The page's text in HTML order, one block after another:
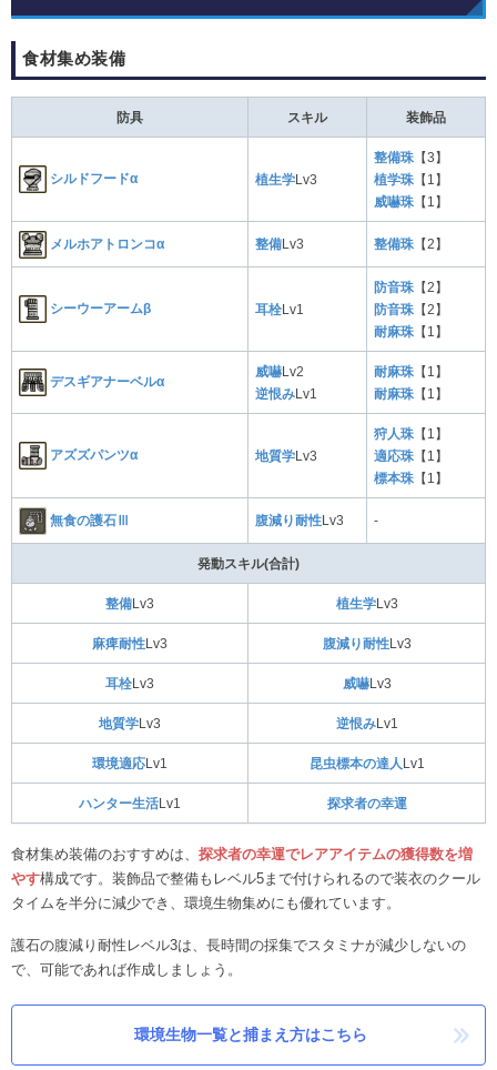
食材集め装備
防具 スキル 装飾品
シルドフードα 植生学 Lv3
整備珠 【3】
植学珠 【1】
威嚇珠 【1】
メルホアトロンコα 整備 Lv3 整備珠 【2】
シーウーアームβ 耳栓 Lv1
防音珠 【2】
防音珠 【2】
耐麻珠 【1】
デスギアナーベルα
威嚇 Lv2
逆恨み Lv1
耐麻珠 【1】
耐麻珠 【1】
アズズパンツα 地質学 Lv3
狩人珠 【1】
適応珠 【1】
標本珠 【1】
無食の護石Ⅲ 腹減り耐性 Lv3 -
発動スキル(合計)
整備 Lv3 植生学Lv3
麻痺耐性 Lv3 腹減り耐性Lv3
耳栓 Lv3 威嚇Lv3
地質学 Lv3 逆恨みLv1
環境適応 Lv1 昆虫標本の達人 Lv1
ハンター生活 Lv1 探求者の幸運
食材集め装備のおすすめは、 探求者の幸運でレアアイテムの獲得数を増
やす構成です。装飾品で整備もレベル5まで付けられるので装衣のクール
タイムを半分に減少でき、環境生物集めにも優れています。
護石の腹減り耐性レベル3は、長時間の採集でスタミナが減少しないの
で、可能であれば作成しましょう。
環境生物一覧と捕まえ方はこちら